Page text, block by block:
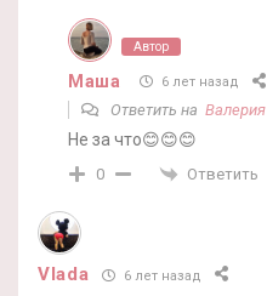
Автор
Маша 6 лет назад
Ответить на Валерия
Не за что😊😊😊
0 Ответить
Vlada 6 лет назад